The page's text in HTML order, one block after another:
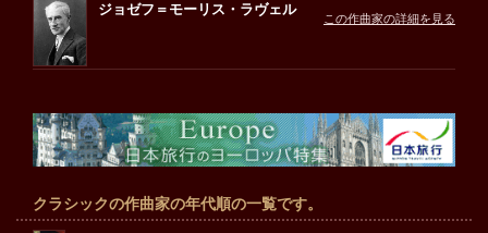
ジョゼフ＝モーリス・ラヴェル
この作曲家の詳細を見る
クラシックの作曲家の年代順の一覧です。